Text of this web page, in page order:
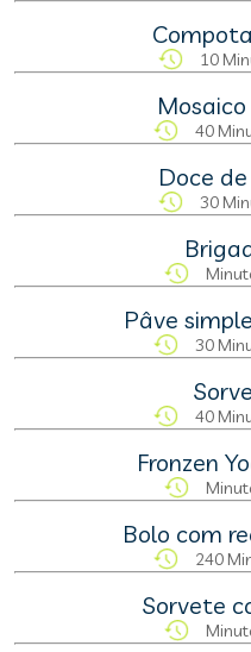
10
40
Doce
30
Pâve
30
40
Fronzen
Bolo com
240
Sorvete